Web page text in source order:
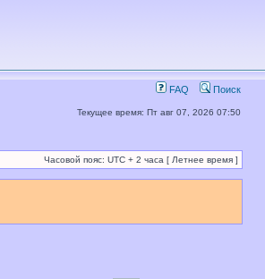
FAQ Поиск
Текущее время: Пт авг 07, 2026 07:50
Часовой пояс: UTC + 2 часа [ Летнее время ]